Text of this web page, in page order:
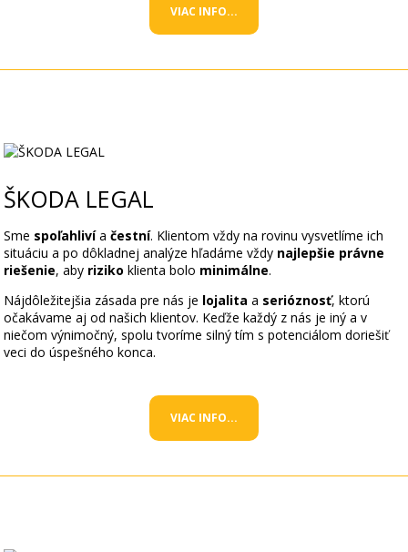
VIAC INFO...
ŠKODA LEGAL
Sme spoľahlivíačestní. Klientom vždy na rovinu vysvetlíme ich
situáciu a po dôkladnej analýze hľadáme vždy najlepšie právne
riešenie, aby riziko klienta bolo minimálne.
Nájdôležitejšia zásada pre nás je lojalita a serióznosť, ktorú
očakávame aj od našich klientov. Keďže každý z nás je iný a v
niečom výnimočný, spolu tvoríme silný tím s potenciálom doriešiť
veci do úspešného konca.
VIAC INFO...